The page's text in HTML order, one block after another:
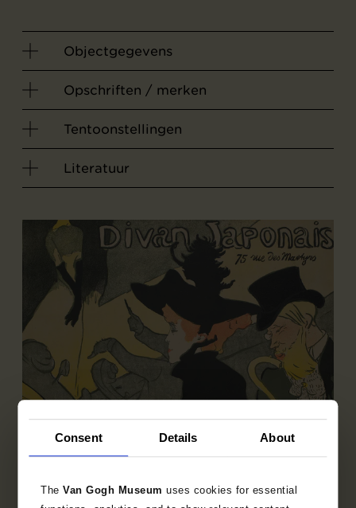
Consent Details About
TheVan Gogh Museumuses cookies for essential
Objectgegevens
Opschriften / merken
Tentoonstellingen
Literatuur
Deelcollectie